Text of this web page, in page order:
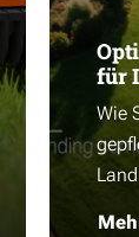
für
Wie